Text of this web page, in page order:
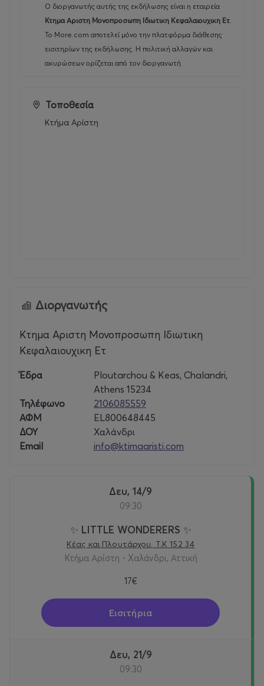
Ο διοργανωτής αυτής της εκδήλωσης είναι η εταιρεία
Κτημα Αριστη Μονοπροσωπη Ιδιωτικη Κεφαλαιουχικη Ετ.
Το More.com αποτελεί μόνο την πλατφόρμα διάθεσης
εισιτηρίων της εκδήλωσης. Η πολιτική αλλαγών και
ακυρώσεων ορίζεται από τον διοργανωτή.
Τοποθεσία
Κτήμα Αρίστη
Διοργανωτής
Κτημα Αριστη Μονοπροσωπη Ιδιωτικη
Κεφαλαιουχικη Ετ
Έδρα
Ploutarchou & Keas, Chalandri,
Athens 15234
Τηλέφωνο
2106085559
ΑΦΜ
EL800648445
ΔΟΥ
Χαλάνδρι
Email
info@ktimaaristi.com
Δευ, 14/9
09:30
✨ LITTLE WONDERERS ✨
Κέας και Πλουτάρχου, Τ.Κ 152 34
Κτήμα Αρίστη - Χαλάνδρι, Αττική
17€
Εισιτήρια
Δευ, 21/9
09:30